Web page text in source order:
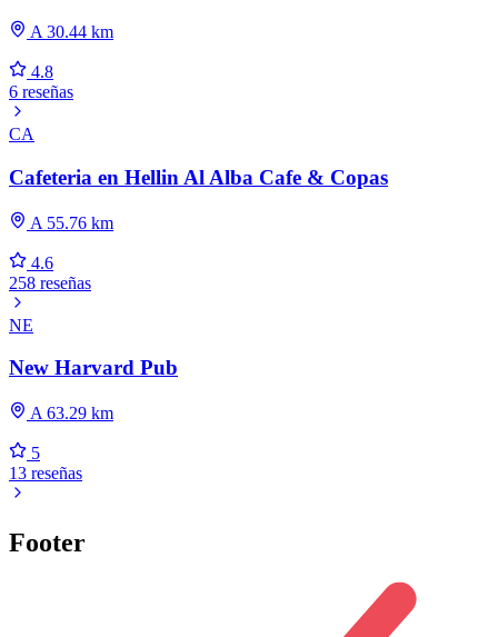
A 30.44 km
4.8
6 reseñas
CA
Cafeteria en Hellin Al Alba Cafe & Copas
A 55.76 km
4.6
258 reseñas
NE
New Harvard Pub
A 63.29 km
5
13 reseñas
Footer